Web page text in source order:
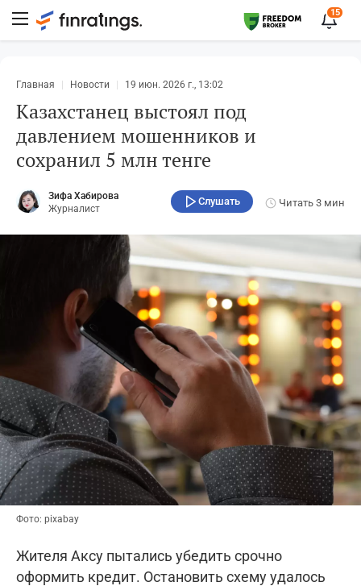
15
Главная Новости 19 июн. 2026 г., 13:02
Казахстанец выстоял под
давлением мошенников и
сохранил 5 млн тенге
Зифа Хабирова
Журналист
Слушать Читать 3 мин
Фото: pixabay
Жителя Аксу пытались убедить срочно
оформить кредит. Остановить схему удалось